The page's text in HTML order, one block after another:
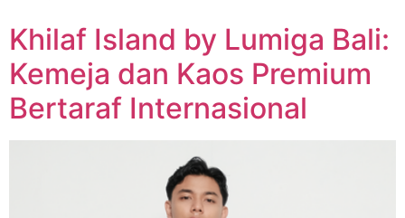
Khilaf Island by Lumiga Bali:
Kemeja dan Kaos Premium
Bertaraf Internasional